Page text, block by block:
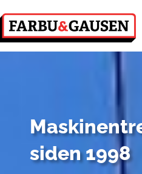
siden 1998